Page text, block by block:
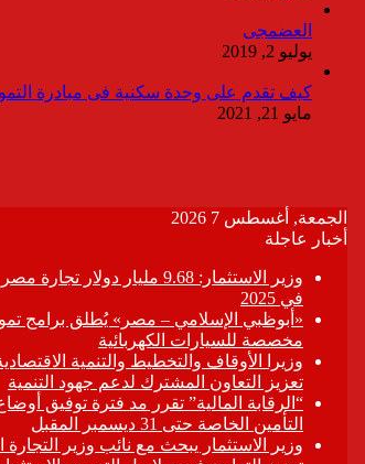
العضمجى
يوليو 2, 2019
كيف تقدم على وحدة سكنية فى مبادرة التمويل
مايو 21, 2021